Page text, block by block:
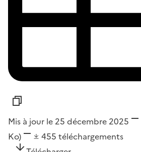
Mis à jour le 25 décembre 2025
Ko)
455 téléchargements